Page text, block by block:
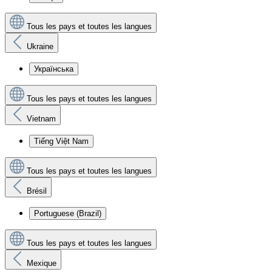
Tous les pays et toutes les langues
Ukraine
Українська
Tous les pays et toutes les langues
Vietnam
Tiếng Việt Nam
Tous les pays et toutes les langues
Brésil
Portuguese (Brazil)
Tous les pays et toutes les langues
Mexique